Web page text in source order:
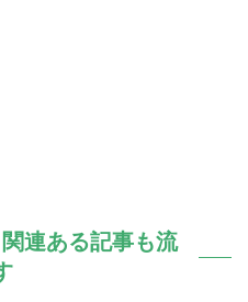
連ある記事も流